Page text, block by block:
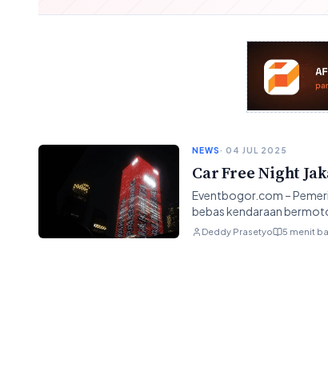
NEWS· 04 JUL 2025
Car Free Night
Eventbogor.com –
bebas kendaraan
Deddy Prasetyo 5 menit